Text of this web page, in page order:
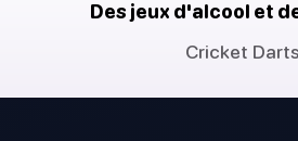
Des jeux d'alcool et
Cricket Darts